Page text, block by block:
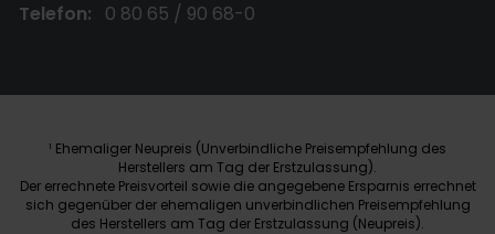
Telefon:
0 80 65 / 90 68-0
1 Ehemaliger Neupreis (Unverbindliche Preisempfehlung des
Herstellers am Tag der Erstzulassung).
Der errechnete Preisvorteil sowie die angegebene Ersparnis errechnet
sich gegenüber der ehemaligen unverbindlichen Preisempfehlung
des Herstellers am Tag der Erstzulassung (Neupreis).